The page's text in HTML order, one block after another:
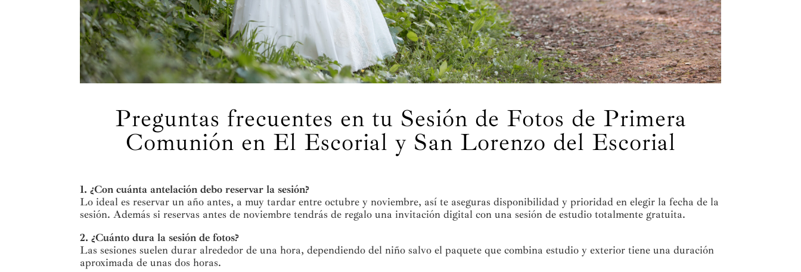
Preguntas frecuentes en tu Sesión de Fotos de Primera
Comunión en El Escorial y San Lorenzo del Escorial
1. ¿Con cuánta antelación debo reservar la sesión?
Lo ideal es reservar un año antes, a muy tardar entre octubre y noviembre, así te aseguras disponibilidad y prioridad en elegir la fecha de la
sesión. Además si reservas antes de noviembre tendrás de regalo una invitación digital con una sesión de estudio totalmente gratuita.
2. ¿Cuánto dura la sesión de fotos?
Las sesiones suelen durar alrededor de una hora, dependiendo del niño salvo el paquete que combina estudio y exterior tiene una duración
aproximada de unas dos horas.